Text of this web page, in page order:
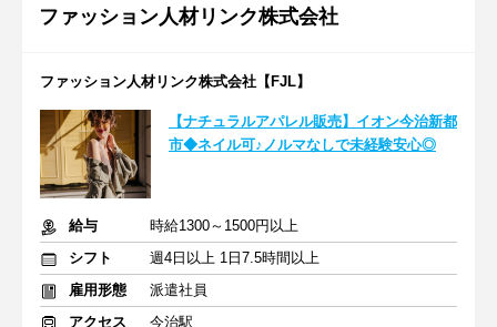
ファッション人材リンク株式会社
ファッション人材リンク株式会社【FJL】
【ナチュラルアパレル販売】イオン今治新都
市◆ネイル可♪ノルマなしで未経験安心◎
給与
時給1300～1500円以上
シフト
週4日以上 1日7.5時間以上
雇用形態
派遣社員
アクセス
今治駅